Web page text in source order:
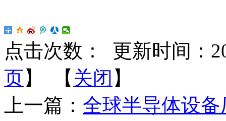
点击次数：
更新时间：
页】 【 关闭 】
上一篇： 全球半导体设备